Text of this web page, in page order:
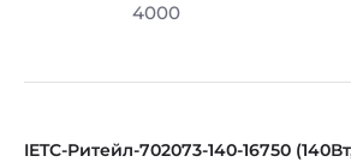
4000
IETC-Ритейл-702073-140-16750